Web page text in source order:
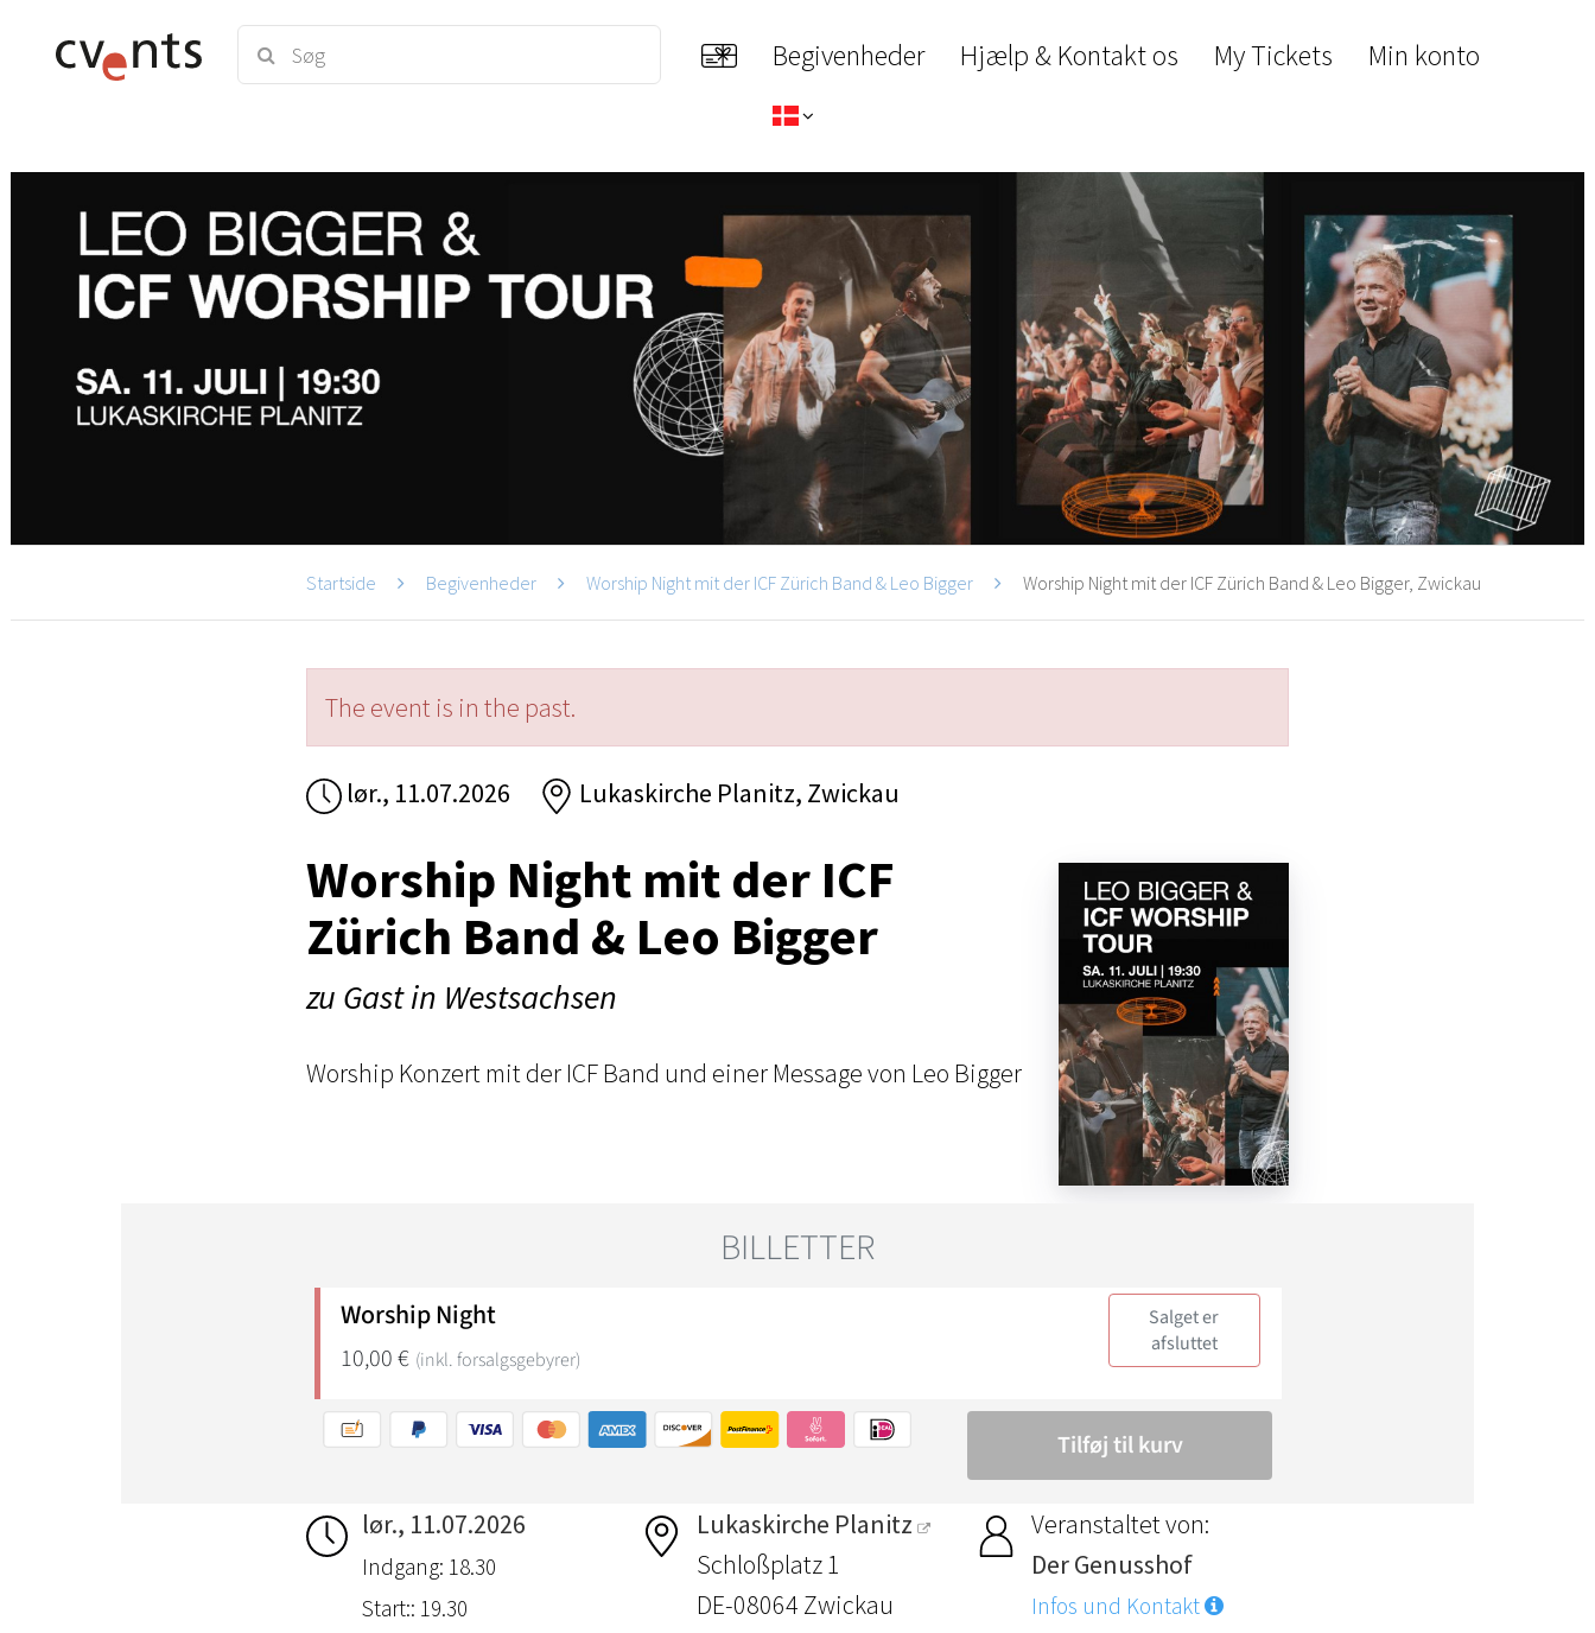
Begivenheder Hjælp & Kontakt os My Tickets Min konto
Startside Begivenheder Worship Night mit der ICF Zürich Band & Leo Bigger Worship Night mit der ICF Zürich Band & Leo Bigger, Zwickau
The event is in the past.
lør., 11.07.2026 Lukaskirche Planitz, Zwickau
Worship Night mit der ICF
Zürich Band & Leo Bigger
zu Gast in Westsachsen
Worship Konzert mit der ICF Band und einer Message von Leo Bigger
lør., 11.07.2026
Indgang: 18.30
Start:: 19.30
Lukaskirche Planitz
Schloßplatz 1
DE-08064 Zwickau
Veranstaltet von:
Der Genusshof
Infos und Kontakt